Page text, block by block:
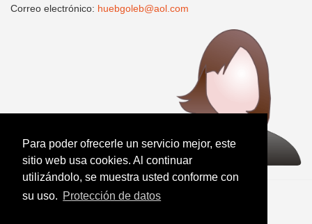
Para poder ofrecerle un servicio mejor, este
sitio web usa cookies. Al continuar
utilizándolo, se muestra usted conforme con
su uso. Protección de datos
Correo electrónico: huebgoleb@aol.com